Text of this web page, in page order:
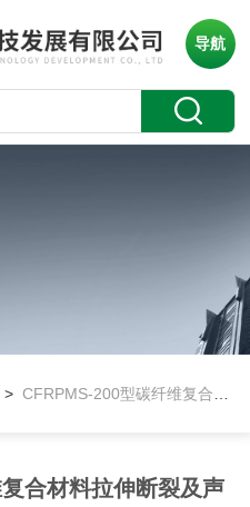
导航
>CFRPMS-200型碳纤维复合材料拉伸断裂及声发射成像测试系统
合材料拉伸断裂及声